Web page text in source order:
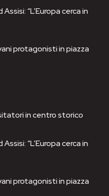
“L’Europa cerca in
protagonisti in piazza
in centro storico
“L’Europa cerca in
protagonisti in piazza